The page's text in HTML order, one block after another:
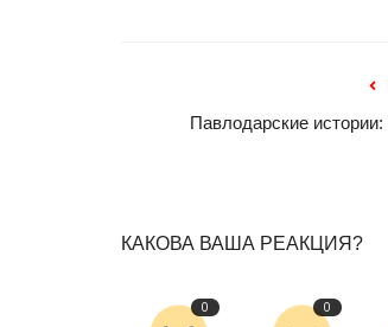
Павлодарские
КАКОВА ВАША РЕАКЦИЯ?
0 0